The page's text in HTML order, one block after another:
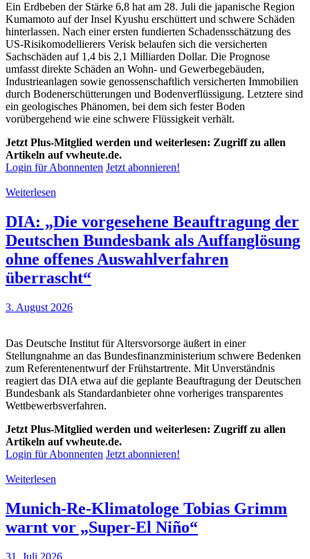
Ein Erdbeben der Stärke 6,8 hat am 28. Juli die japanische Region
Kumamoto auf der Insel Kyushu erschüttert und schwere Schäden
hinterlassen. Nach einer ersten fundierten Schadensschätzung des
US-Risikomodellierers Verisk belaufen sich die versicherten
Sachschäden auf 1,4 bis 2,1 Milliarden Dollar. Die Prognose
umfasst direkte Schäden an Wohn- und Gewerbegebäuden,
Industrieanlagen sowie genossenschaftlich versicherten Immobilien
durch Bodenerschütterungen und Bodenverflüssigung. Letztere sind
ein geologisches Phänomen, bei dem sich fester Boden
vorübergehend wie eine schwere Flüssigkeit verhält.
Jetzt Plus-Mitglied werden und weiterlesen: Zugriff zu allen
Artikeln auf vwheute.de.
Login für Abonnenten Jetzt abonnieren!
Weiterlesen
DIA: „Die vorgesehene Beauftragung der
Deutschen Bundesbank als Auffanglösung
ohne offenes Auswahlverfahren
überrascht“
3. August 2026
Das Deutsche Institut für Altersvorsorge äußert in einer
Stellungnahme an das Bundesfinanzministerium schwere Bedenken
zum Referentenentwurf der Frühstartrente. Mit Unverständnis
reagiert das DIA etwa auf die geplante Beauftragung der Deutschen
Bundesbank als Standardanbieter ohne vorheriges transparentes
Wettbewerbsverfahren.
Jetzt Plus-Mitglied werden und weiterlesen: Zugriff zu allen
Artikeln auf vwheute.de.
Login für Abonnenten Jetzt abonnieren!
Weiterlesen
Munich-Re-Klimatologe Tobias Grimm
warnt vor „Super-El Niño“
31. Juli 2026